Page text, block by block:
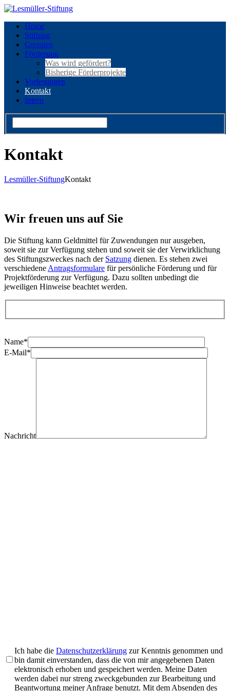
Home
Stiftung
Gremien
Förderung
Was wird gefördert?
Bisherige Förderprojekte
Vorlesungen
Kontakt
Intern
Kontakt
Lesmüller-StiftungKontakt
Wir freuen uns auf Sie
Die Stiftung kann Geldmittel für Zuwendungen nur ausgeben,
soweit sie zur Verfügung stehen und soweit sie der Verwirklichung
des Stiftungszweckes nach der Satzung dienen. Es stehen zwei
verschiedene Antragsformulare für persönliche Förderung und für
Projektförderung zur Verfügung. Dazu sollten unbedingt die
jeweiligen Hinweise beachtet werden.
Name*
E-Mail*
Nachricht
Ich habe die Datenschutzerklärung zur Kenntnis genommen und
bin damit einverstanden, dass die von mir angegebenen Daten
elektronisch erhoben und gespeichert werden. Meine Daten
werden dabei nur streng zweckgebunden zur Bearbeitung und
Beantwortung meiner Anfrage benutzt. Mit dem Absenden des